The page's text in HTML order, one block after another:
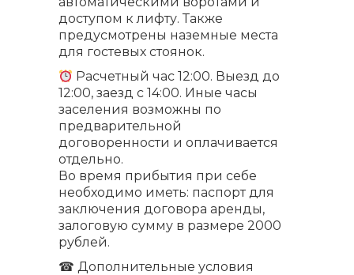
доступом к лифту. Также
предусмотрены наземные места
для гостевых стоянок.
Расчетный час 12:00. Выезд до
12:00, заезд с 14:00. Иные часы
заселения возможны по
предварительной
договоренности и оплачивается
отдельно.
Во время прибытия при себе
необходимо иметь: паспорт для
заключения договора аренды,
залоговую сумму в размере 2000
рублей.
☎ Дополнительные условия